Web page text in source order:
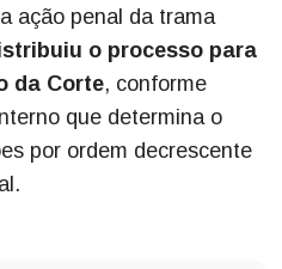
ação penal da trama
o processo para
da Corte, conforme
que determina o
por ordem decrescente